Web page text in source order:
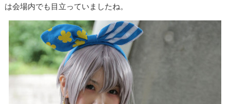
は会場内でも目立っていましたね。